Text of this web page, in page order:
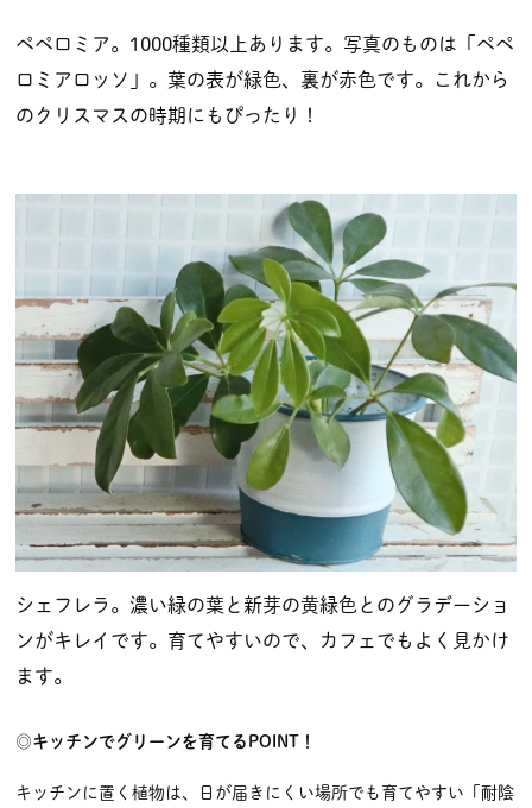
ペペロミア。1000種類以上あります。写真のものは「ペペ
ロミアロッソ」。葉の表が緑色、裏が赤色です。これから
のクリスマスの時期にもぴったり！
シェフレラ。濃い緑の葉と新芽の黄緑色とのグラデーショ
ンがキレイです。育てやすいので、カフェでもよく見かけ
ます。
◎キッチンでグリーンを育てるPOINT！
キッチンに置く植物は、日が届きにくい場所でも育てやすい「耐陰